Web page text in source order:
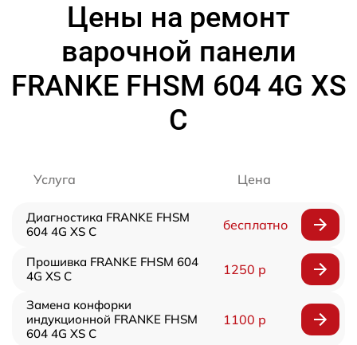
Цены на ремонт
варочной панели
FRANKE FHSM 604 4G XS
C
Услуга Цена
Диагностика FRANKE FHSM
604 4G XS C
бесплатно
Прошивка FRANKE FHSM 604
4G XS C
1250 р
Замена конфорки
индукционной FRANKE FHSM
604 4G XS C
1100 р